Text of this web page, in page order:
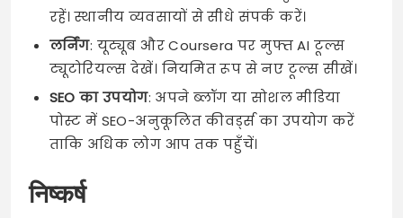
रहें। स्थानीय व्यवसायों से सीधे संपर्क करें।
लर्निंग: यूट्यूब और Coursera पर मुफ्त AI टूल्स
ट्यूटोरियल्स देखें। नियमित रूप से नए टूल्स सीखें।
SEO का उपयोग: अपने ब्लॉग या सोशल मीडिया
पोस्ट में SEO-अनुकूलित कीवर्ड्स का उपयोग करें
ताकि अधिक लोग आप तक पहुँचें।
निष्कर्ष